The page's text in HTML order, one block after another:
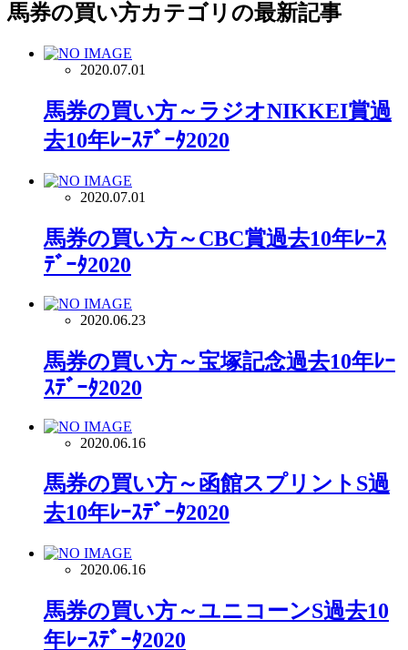
馬券の買い方カテゴリの最新記事
2020.07.01
馬券の買い方～ラジオNIKKEI賞過
去10年ﾚｰｽﾃﾞｰﾀ2020
2020.07.01
馬券の買い方～CBC賞過去10年ﾚｰｽ
ﾃﾞｰﾀ2020
2020.06.23
馬券の買い方～宝塚記念過去10年ﾚｰ
ｽﾃﾞｰﾀ2020
2020.06.16
馬券の買い方～函館スプリントS過
去10年ﾚｰｽﾃﾞｰﾀ2020
2020.06.16
馬券の買い方～ユニコーンS過去10
年ﾚｰｽﾃﾞｰﾀ2020